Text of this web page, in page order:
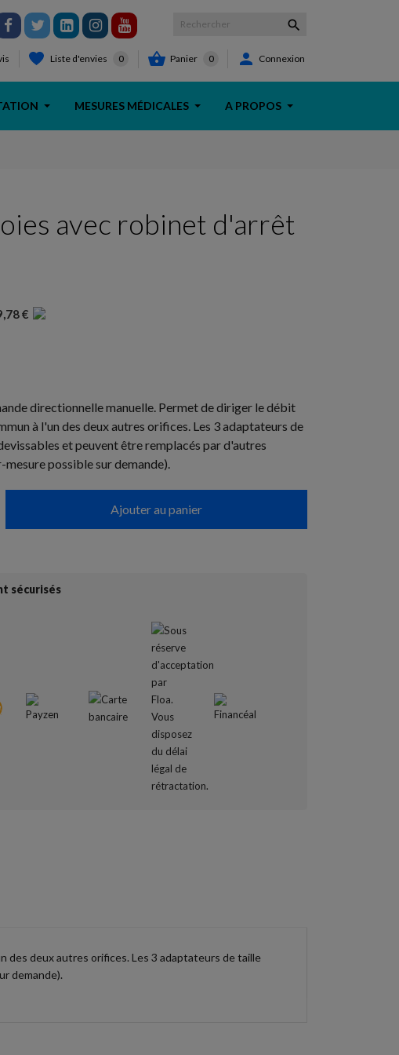

Liste d'envies 0  Panier 0  Connexion
MESURES MÉDICALES A PROPOS
avec robinet d'arrêt
€
directionnelle manuelle. Permet de diriger le débit
à l'un des deux autres orifices. Les 3 adaptateurs de
et peuvent être remplacés par d'autres
possible sur demande).
Ajouter au panier
sécurisés
des deux autres orifices. Les 3 adaptateurs de taille
demande).